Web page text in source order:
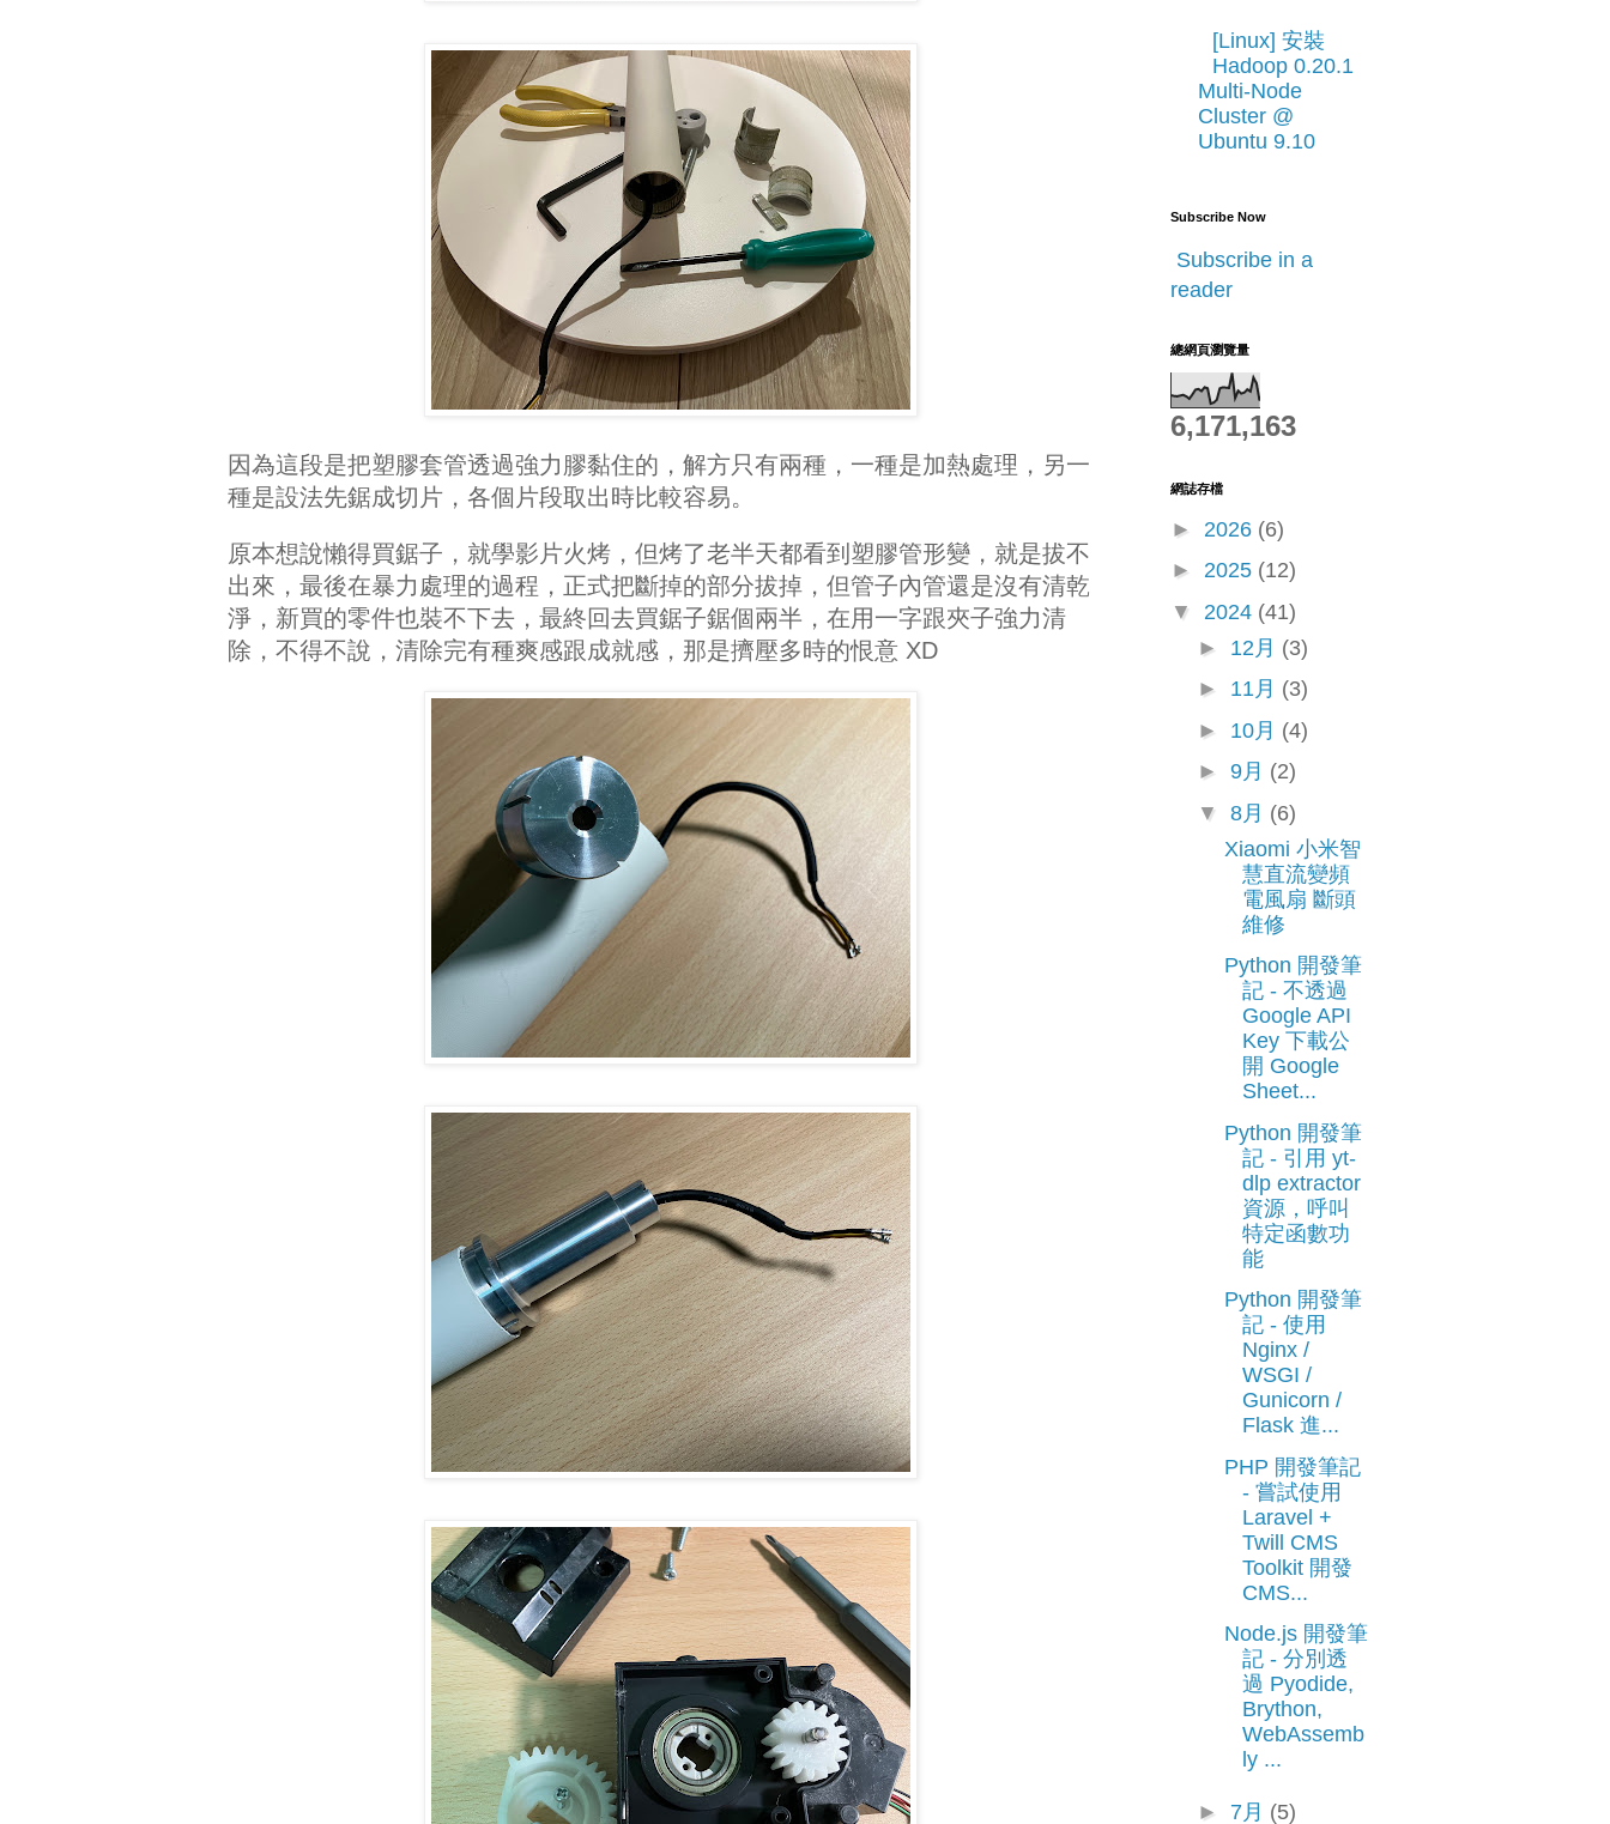
因為這段是把塑膠套管透過強力膠黏住的，解方只有兩種，一種是加熱處理，另一
種是設法先鋸成切片，各個片段取出時比較容易。
原本想說懶得買鋸子，就學影片火烤，但烤了老半天都看到塑膠管形變，就是拔不
出來，最後在暴力處理的過程，正式把斷掉的部分拔掉，但管子內管還是沒有清乾
淨，新買的零件也裝不下去，最終回去買鋸子鋸個兩半，在用一字跟夾子強力清
除，不得不說，清除完有種爽感跟成就感，那是擠壓多時的恨意 XD
[Linux] 安裝
Hadoop 0.20.1
Multi-Node
Cluster @
Ubuntu 9.10
Subscribe Now
Subscribe in a
reader
總網頁瀏覽量
6,171,163
網誌存檔
► 2026 (6)
► 2025 (12)
▼ 2024 (41)
► 12月 (3)
► 11月 (3)
► 10月 (4)
► 9月 (2)
▼ 8月 (6)
Xiaomi 小米智
慧直流變頻
電風扇 斷頭
維修
Python 開發筆
記 - 不透過
Google API
Key 下載公
開 Google
Sheet...
Python 開發筆
記 - 引用 yt-
dlp extractor
資源，呼叫
特定函數功
能
Python 開發筆
記 - 使用
Nginx /
WSGI /
Gunicorn /
Flask 進...
PHP 開發筆記
- 嘗試使用
Laravel +
Twill CMS
Toolkit 開發
CMS...
Node.js 開發筆
記 - 分別透
過 Pyodide,
Brython,
WebAssemb
ly ...
► 7月 (5)